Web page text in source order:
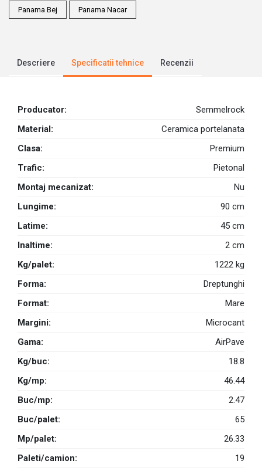
Panama Bej Panama Nacar
Descriere Specificatii tehnice Recenzii
Producator:
Semmelrock
Material:
Ceramica portelanata
Clasa:
Premium
Trafic:
Pietonal
Montaj mecanizat:
Nu
Lungime:
90 cm
Latime:
45 cm
Inaltime:
2 cm
Kg/palet:
1222 kg
Forma:
Dreptunghi
Format:
Mare
Margini:
Microcant
Gama:
AirPave
Kg/buc:
18.8
Kg/mp:
46.44
Buc/mp:
2.47
Buc/palet:
65
Mp/palet:
26.33
Paleti/camion:
19